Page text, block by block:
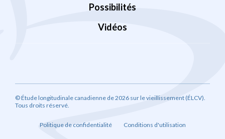
Possibilités
Vidéos
© Étude longitudinale canadienne de 2026 sur le vieillissement (ÉLCV).
Tous droits réservé.
Politique de confidentialité Conditions d'utilisation